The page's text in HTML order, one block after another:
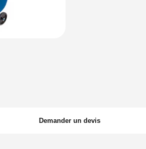
Demander un devis